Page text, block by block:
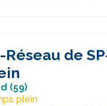
Réseau de
(59)
plein